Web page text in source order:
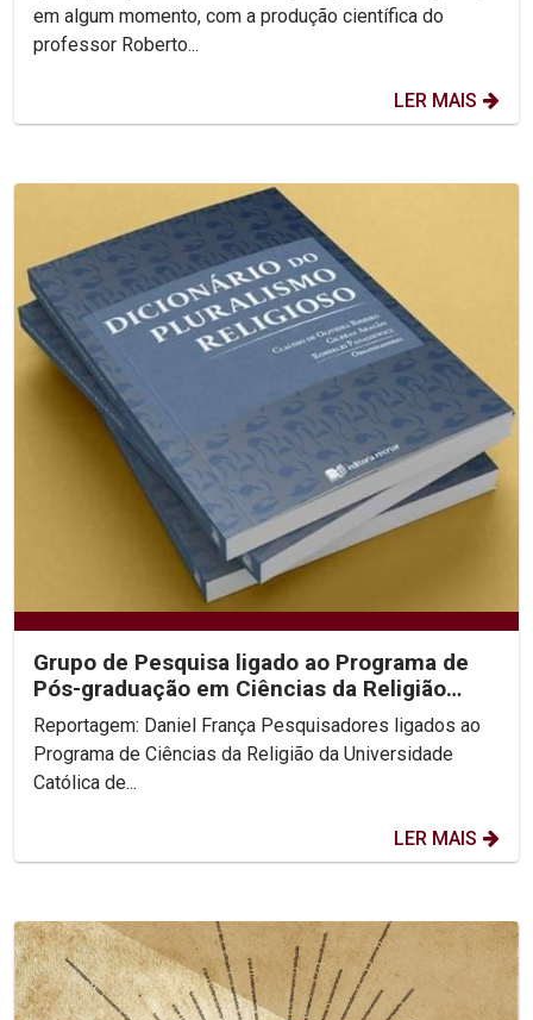
em algum momento, com a produção científica do
professor Roberto...
LER MAIS
Grupo de Pesquisa ligado ao Programa de
Pós-graduação em Ciências da Religião
lança Dicionário do...
Reportagem: Daniel França Pesquisadores ligados ao
Programa de Ciências da Religião da Universidade
Católica de...
LER MAIS